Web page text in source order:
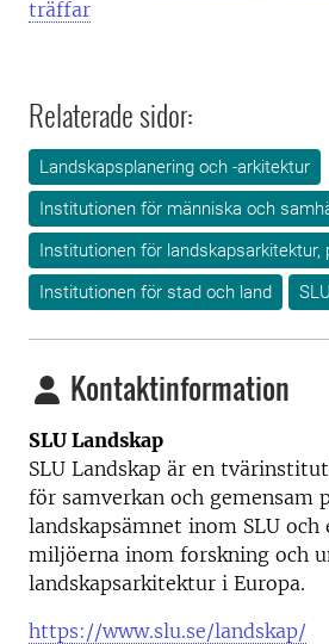
träffar
Relaterade sidor:
Landskapsplanering och -arkitektur
Institutionen för människa och
Institutionen för landskapsarkitektur,
Institutionen för stad och land
Kontaktinformation
SLU Landskap
SLU Landskap är en
för samverkan och gemensam
landskapsämnet inom SLU och
miljöerna inom forskning och
landskapsarkitektur i Europa.
https://www.slu.se/landskap/